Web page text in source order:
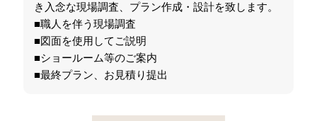
き入念な現場調査、プラン作成・設計を致します。
■職人を伴う現場調査
■図面を使用してご説明
■ショールーム等のご案内
■最終プラン、お見積り提出